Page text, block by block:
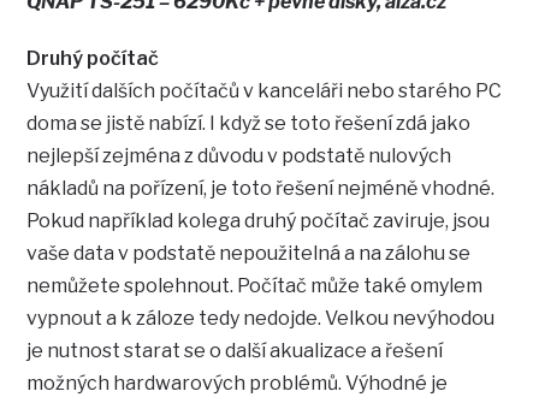
Druhý počítač
Využití dalších počítačů v kanceláři nebo starého PC
doma se jistě nabízí. I když se toto řešení zdá jako
nejlepší zejména z důvodu v podstatě nulových
nákladů na pořízení, je toto řešení nejméně vhodné.
Pokud například kolega druhý počítač zaviruje, jsou
vaše data v podstatě nepoužitelná a na zálohu se
nemůžete spolehnout. Počítač může také omylem
vypnout a k záloze tedy nedojde. Velkou nevýhodou
je nutnost starat se o další akualizace a řešení
možných hardwarových problémů. Výhodné je